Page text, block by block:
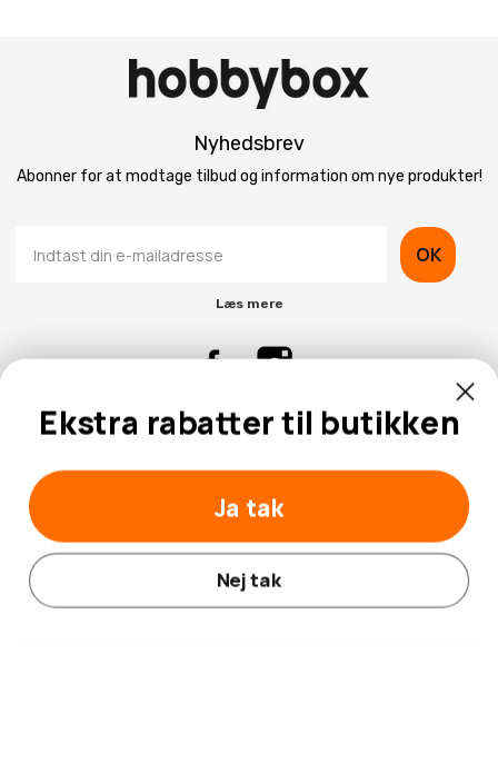
Nyhedsbrev
Abonner for at modtage tilbud og information om nye produkter!
OK
Læs mere
Kontaktinformation
Kundeservice
Ekstra rabatter til butikken
Ja tak
Nej tak